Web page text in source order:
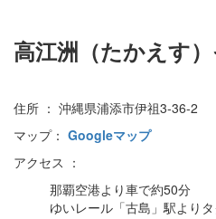
高江洲（たかえす
住所 ： 沖縄県浦添市伊祖3-36-2
マップ： Googleマップ
アクセス ：
那覇空港より車で約50分
ゆいレール「古島」駅より